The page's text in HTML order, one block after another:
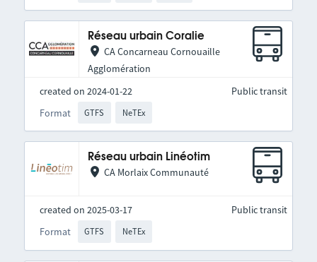
Réseau urbain Coralie
CA Concarneau Cornouaille
Agglomération
created on 2024-01-22
Format
GTFS NeTEx
Public transit
Réseau urbain Linéotim
CA Morlaix Communauté
created on 2025-03-17
Format
GTFS NeTEx
Public transit